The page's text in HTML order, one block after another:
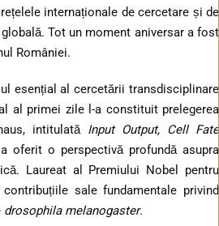
internaționale de cercetare și de
Tot un moment aniversar a fost
României.
esențial al cercetării transdisciplinare
al primei zile l-a constituit prelegerea
intitulată Input Output, Cell Fate
oferit o perspectivă profundă asupra
Laureat al Premiului Nobel pentru
sale fundamentale privind
drosophila melanogaster.